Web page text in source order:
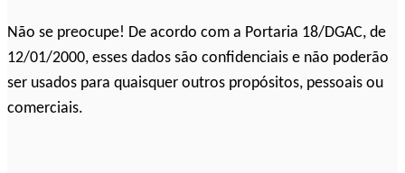
Não se preocupe! De acordo com a Portaria 18/DGAC, de
12/01/2000, esses dados são confidenciais e não poderão
ser usados para quaisquer outros propósitos, pessoais ou
comerciais.